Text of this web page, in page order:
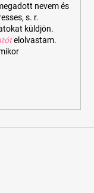
nevem és
s. r.
küldjön.
elolvastam.